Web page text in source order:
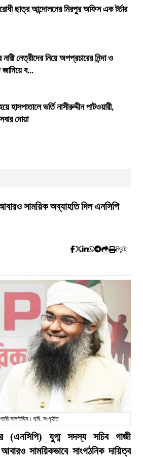
ছাত্র আন্দোলনের মিরপুর অফিস এক টর্চার
নেত্রীদের নিয়ে অপপ্রচারের নিন্দা ও
জানিয়ে ব...
হাসপাতালে ভর্তি নাসীরুদ্দীন পাটওয়ারী,
দোয়া
সাময়িক অব্যাহতি দিল এনসিপি
প্রিন্ট
গাজী সালাউদ্দিন। ছবি: সংগৃহীত
(এনসিপি) যুগ্ম সদস্য সচিব গাজী
সাময়িকভাবে সাংগঠনিক দায়িত্ব